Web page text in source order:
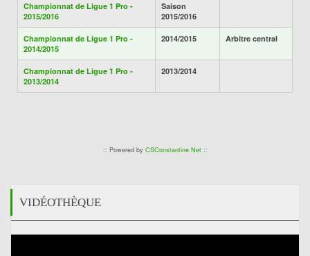
Championnat de Ligue 1 Pro -
2015/2016
Saison
2015/2016
Championnat de Ligue 1 Pro -
2014/2015
2014/2015 Arbitre central
Championnat de Ligue 1 Pro -
2013/2014
2013/2014
:: Powered by CSConstantine.Net::
VIDÉOTHÈQUE